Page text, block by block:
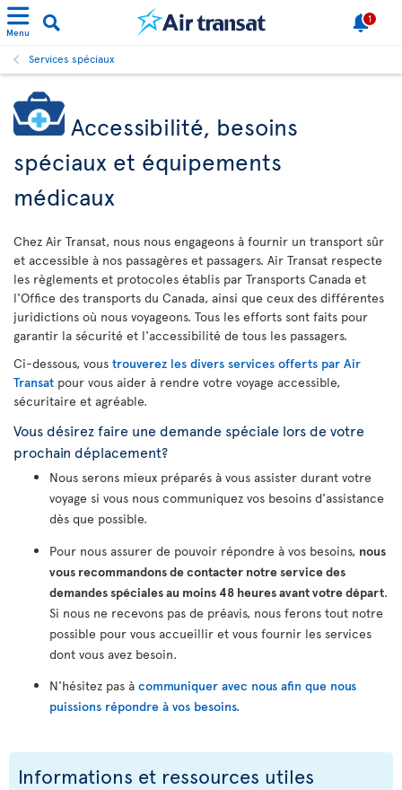
Menu
1
Services spéciaux
Accessibilité, besoins
spéciaux et équipements
médicaux
Chez Air Transat, nous nous engageons à fournir un transport sûr
et accessible à nos passagères et passagers. Air Transat respecte
les règlements et protocoles établis par Transports Canada et
l'Office des transports du Canada, ainsi que ceux des différentes
juridictions où nous voyageons. Tous les efforts sont faits pour
garantir la sécurité et l'accessibilité de tous les passagers.
Ci-dessous, vous trouverez les divers services offerts par Air
Transat pour vous aider à rendre votre voyage accessible,
sécuritaire et agréable.
Vous désirez faire une demande spéciale lors de votre
prochain déplacement?
Nous serons mieux préparés à vous assister durant votre
voyage si vous nous communiquez vos besoins d’assistance
dès que possible.
Pour nous assurer de pouvoir répondre à vos besoins, nous
vous recommandons de contacter notre service des
demandes spéciales au moins 48 heures avant votre départ.
Si nous ne recevons pas de préavis, nous ferons tout notre
possible pour vous accueillir et vous fournir les services
dont vous avez besoin.
N'hésitez pas à communiquer avec nous afin que nous
puissions répondre à vos besoins.
Informations et ressources utiles